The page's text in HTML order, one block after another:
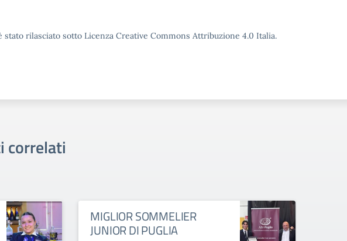
rilasciato sotto Licenza Creative Commons Attribuzione 4.0 Italia.
correlati
MIGLIOR SOMMELIER
JUNIOR DI PUGLIA